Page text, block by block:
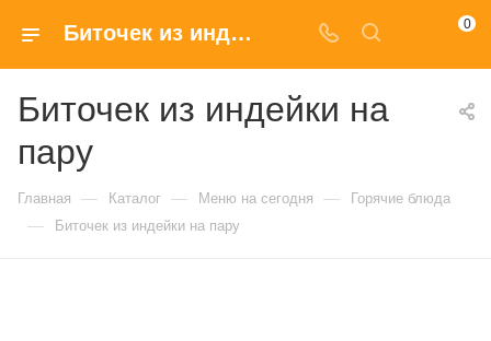
Биточек из индейки на пару купить в Москве по доступным ценам 0
Биточек из индейки на
пару
Главная — Каталог — Меню на сегодня — Горячие блюда
— Биточек из индейки на пару